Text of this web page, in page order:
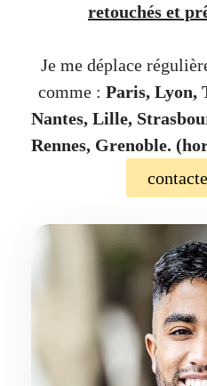
retouchés et
Je me déplace
comme : Paris, Lyon,
Nantes, Lille,
Rennes, Grenoble.